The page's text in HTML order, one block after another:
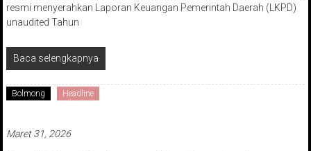
resmi menyerahkan Laporan Keuangan Pemerintah Daerah (LKPD)
unaudited Tahun
Baca selengkapnya
Bolmong Headline
Maret 31, 2026